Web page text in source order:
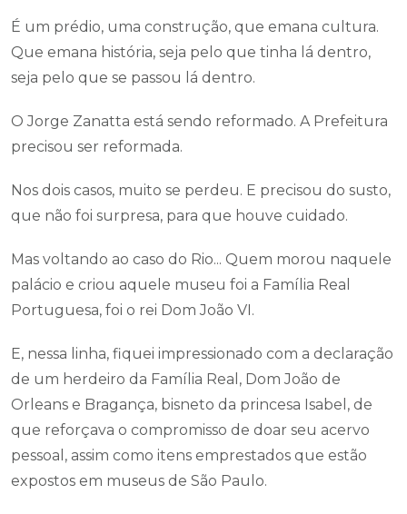
É um prédio, uma construção, que emana cultura.
Que emana história, seja pelo que tinha lá dentro,
seja pelo que se passou lá dentro.
O Jorge Zanatta está sendo reformado. A Prefeitura
precisou ser reformada.
Nos dois casos, muito se perdeu. E precisou do susto,
que não foi surpresa, para que houve cuidado.
Mas voltando ao caso do Rio... Quem morou naquele
palácio e criou aquele museu foi a Família Real
Portuguesa, foi o rei Dom João VI.
E, nessa linha, fiquei impressionado com a declaração
de um herdeiro da Família Real, Dom João de
Orleans e Bragança, bisneto da princesa Isabel, de
que reforçava o compromisso de doar seu acervo
pessoal, assim como itens emprestados que estão
expostos em museus de São Paulo.